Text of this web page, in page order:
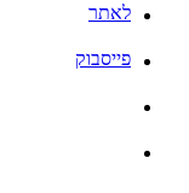
לאתר
פייסבוק